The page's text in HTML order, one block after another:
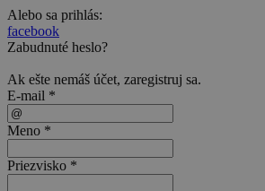
Alebo sa prihlás:
facebook
Zabudnuté heslo?
Ak ešte nemáš účet, zaregistruj sa.
E-mail *
Meno *
Priezvisko *